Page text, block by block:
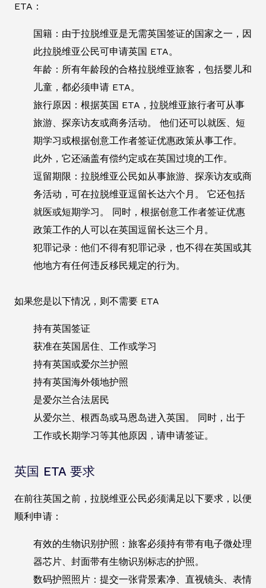
ETA：
国籍：由于拉脱维亚是无需英国签证的国家之一，因
此拉脱维亚公民可申请英国 ETA。
年龄：所有年龄段的合格拉脱维亚旅客，包括婴儿和
儿童，都必须申请 ETA。
旅行原因：根据英国 ETA，拉脱维亚旅行者可从事
旅游、探亲访友或商务活动。 他们还可以就医、短
期学习或根据创意工作者签证优惠政策从事工作。
此外，它还涵盖有偿约定或在英国过境的工作。
逗留期限：拉脱维亚公民如从事旅游、探亲访友或商
务活动，可在拉脱维亚逗留长达六个月。 它还包括
就医或短期学习。 同时，根据创意工作者签证优惠
政策工作的人可以在英国逗留长达三个月。
犯罪记录：他们不得有犯罪记录，也不得在英国或其
他地方有任何违反移民规定的行为。
如果您是以下情况，则不需要 ETA
持有英国签证
获准在英国居住、工作或学习
持有英国或爱尔兰护照
持有英国海外领地护照
是爱尔兰合法居民
从爱尔兰、根西岛或马恩岛进入英国。 同时，出于
工作或长期学习等其他原因，请申请签证。
英国 ETA 要求
在前往英国之前，拉脱维亚公民必须满足以下要求，以便
顺利申请：
有效的生物识别护照：旅客必须持有带有电子微处理
器芯片、封面带有生物识别标志的护照。
数码护照照片：提交一张背景素净、直视镜头、表情